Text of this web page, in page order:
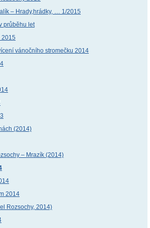
– Hrady,hrádky, … 1/2015
průběhu let
2015
vánočního stromečku 2014
(2014)
– Mrazík (2014)
2014
Rozsochy, 2014)